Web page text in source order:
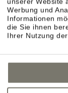
Werbung und
Informationen
die Sie ihnen
Ihrer Nutzung
Badeteich